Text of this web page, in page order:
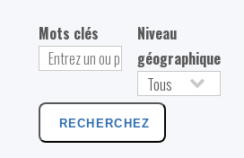
Mots clés
Niveau
géographique
RECHERCHEZ